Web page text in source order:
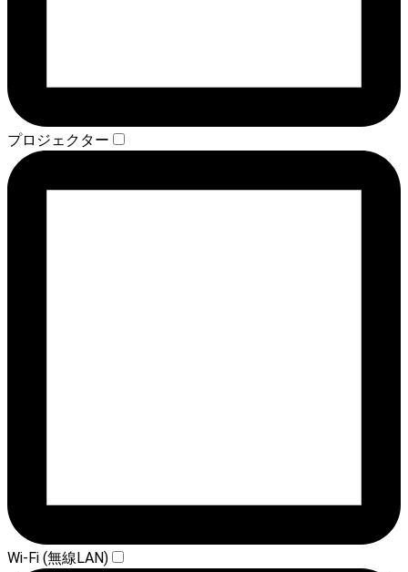
プロジェクター
Wi-Fi (無線LAN)